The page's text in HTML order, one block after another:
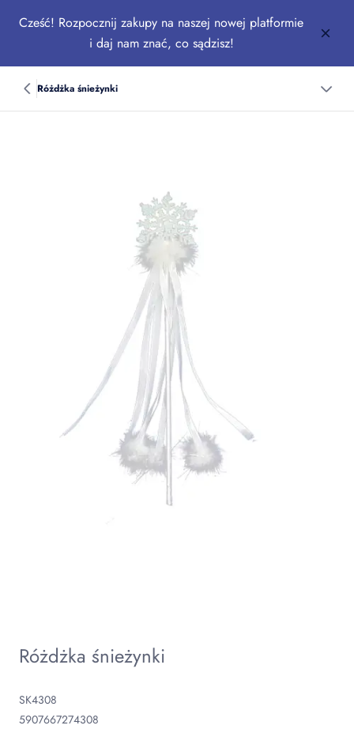
Cześć! Rozpocznij zakupy na naszej nowej platformie
i daj nam znać, co sądzisz!
Różdżka śnieżynki
Różdżka śnieżynki
SK4308
5907667274308